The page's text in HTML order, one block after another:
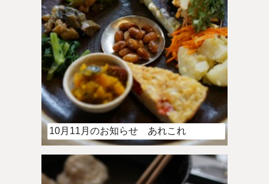
10月11月のお知らせ あれこれ